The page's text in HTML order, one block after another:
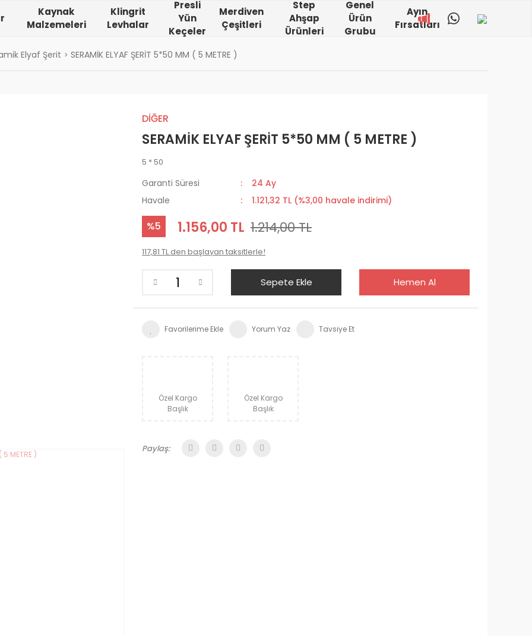
Kaynak
Malzemeleri
Klingrit
Levhalar
Presli
Yün
Keçeler
Merdiven
Çeşitleri
Step
Ahşap
Ürünleri
Genel
Ürün
Grubu
Ayın
Fırsatları
Elyaf Şerit SERAMİK ELYAF ŞERİT 5*50 MM ( 5 METRE )
DİĞER
SERAMİK ELYAF ŞERİT 5*50 MM ( 5 METRE )
5 * 50
Garanti Süresi
24 Ay
Havale
1.121,32 TL (%3,00 havale indirimi)
%5 1.156,00 TL 1.214,00 TL
117,81 TL den başlayan taksitlerle!
Sepete Ekle Hemen Al
Yorum Yaz Tavsiye Et
Özel Kargo
Başlık
Özel Kargo
Başlık
Paylaş: